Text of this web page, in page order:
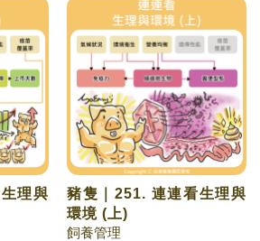
理與
豬隻｜251. 連連看生理與
環境 (上)
飼養管理